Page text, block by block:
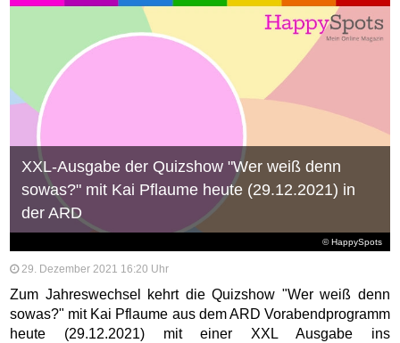
© HappySpots
XXL-Ausgabe der Quizshow "Wer weiß denn
sowas?" mit Kai Pflaume heute (29.12.2021) in
der ARD
29. Dezember 2021 16:20 Uhr
Zum Jahreswechsel kehrt die Quizshow "Wer weiß denn
sowas?" mit Kai Pflaume aus dem ARD Vorabendprogramm
heute (29.12.2021) mit einer XXL Ausgabe ins